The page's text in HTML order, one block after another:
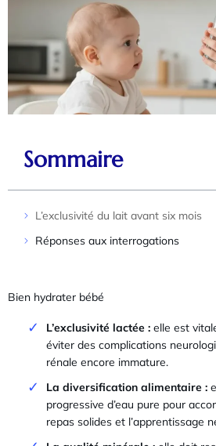
Sommaire
L’exclusivité du lait avant six mois
Réponses aux interrogations
Bien hydrater bébé
L’exclusivité lactée : elle est
éviter des complications
rénale encore immature.
La diversification alimentaire :
progressive d’eau pure pour
repas solides et l’apprentissage